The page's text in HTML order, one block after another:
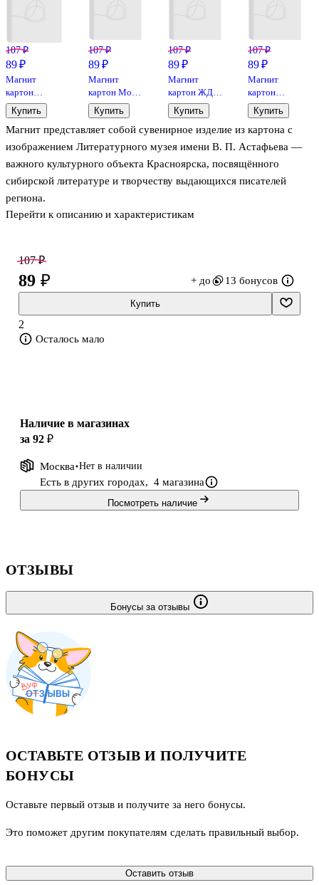
Магнит представляет собой сувенирное изделие из картона с
изображением Литературного музея имени В. П. Астафьева —
важного культурного объекта Красноярска, посвящённого
сибирской литературе и творчеству выдающихся писателей
региона.
Перейти к описанию и характеристикам
107 ₽
89 ₽
Магнит
картон
Покровская
церковь
(Красноярск)
(МК/101/005)
Купить
107 ₽
89 ₽
Магнит
картон Мост
через Енисей
(Красноярск)
(МК/101/001)
Купить
107 ₽
89 ₽
Магнит
картон ЖД-
вокзал
(Красноярск)
(МК/101/006)
Купить
107 ₽
89 ₽
Магнит
картон
Краеведческий
музей
(Красноярск)
(МК/101/002)
Купить
107 ₽
89 ₽ + до 13 бонусов
Купить
2
Осталось мало
Наличие в магазинах
за 92 ₽
Москва Нет в наличии
Есть в других городах, 4 магазина
Посмотреть наличие
ОТЗЫВЫ
Бонусы за отзывы
ОСТАВЬТЕ ОТЗЫВ И ПОЛУЧИТЕ
БОНУСЫ
Оставьте первый отзыв и получите за него бонусы.
Это поможет другим покупателям сделать правильный выбор.
Оставить отзыв